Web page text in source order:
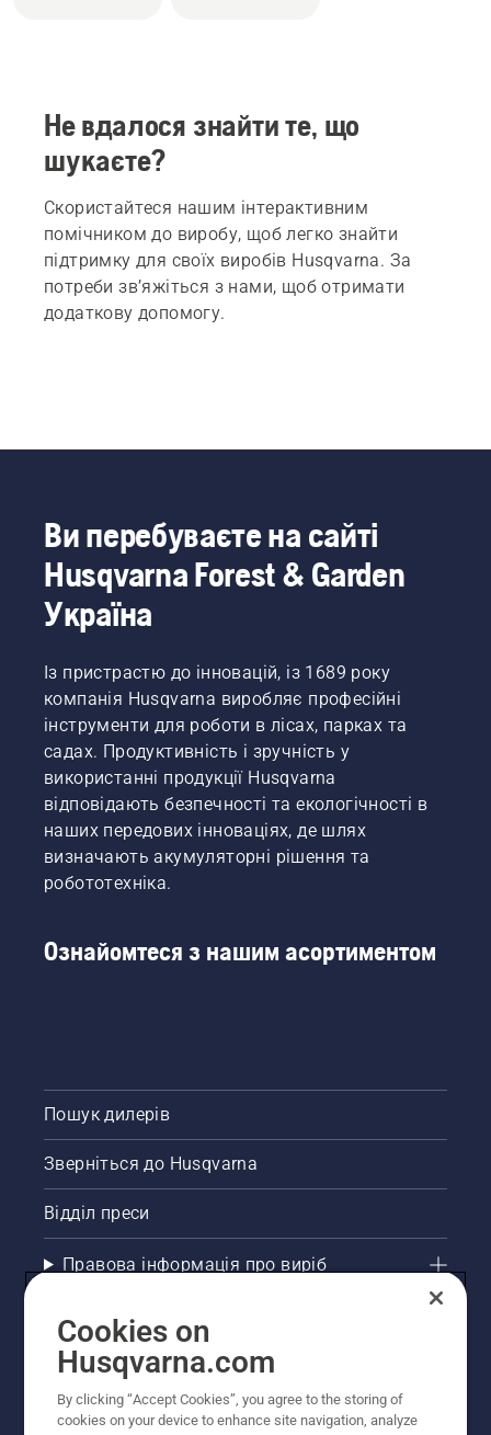
Не вдалося знайти те, що
шукаєте?
Скористайтеся нашим інтерактивним
помічником до виробу, щоб легко знайти
підтримку для своїх виробів Husqvarna. За
потреби зв’яжіться з нами, щоб отримати
додаткову допомогу.
Ви перебуваєте на сайті
Husqvarna Forest & Garden
Україна
Із пристрастю до інновацій, із 1689 року
компанія Husqvarna виробляє професійні
інструменти для роботи в лісах, парках та
садах. Продуктивність і зручність у
використанні продукції Husqvarna
відповідають безпечності та екологічності в
наших передових інноваціях, де шлях
визначають акумуляторні рішення та
робототехніка.
Ознайомтеся з нашим асортиментом
Пошук дилерів
Зверніться до Husqvarna
Відділ преси
Правова інформація про виріб
Інші сайти Husqvarna
Рекомендовані інтернет-магазини
Cookies on
Husqvarna.com
By clicking “Accept Cookies”, you agree to the storing of
cookies on your device to enhance site navigation, analyze